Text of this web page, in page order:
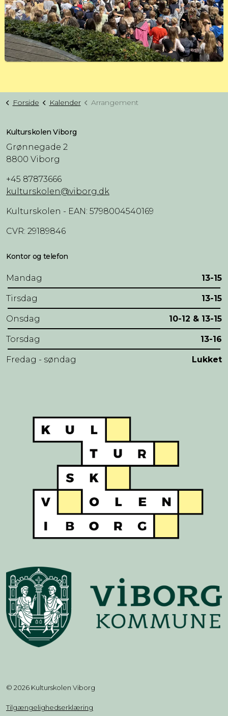
Forside Kalender Arrangement
Kulturskolen Viborg
Grønnegade 2
8800 Viborg
+45 87873666
kulturskolen@viborg.dk
Kulturskolen - EAN: 5798004540169
CVR: 29189846
Kontor og telefon
Mandag 13-15
Tirsdag 13-15
Onsdag 10-12 & 13-15
Torsdag 13-16
Fredag - søndag Lukket
© 2026 Kulturskolen Viborg
Tilgængelighedserklæring